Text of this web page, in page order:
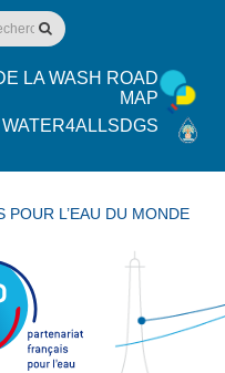
LA WASH ROAD
MAP
WATER4ALLSDGS
POUR L’EAU DU MONDE